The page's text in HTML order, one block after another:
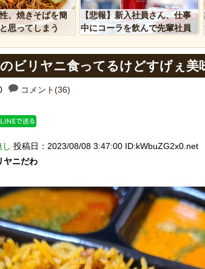
ーがアジア人にケンカを売った結果ｗｗｗ」 ほか
を愛していますか」「はい」トランプ、国防総省職
ルアクション Siege Survivors
前で好演技www当たり屋やお煽り運転など盛りだく
【幸せ】久々に七
「これはレジェン
専業主婦の妻が月3
【悲報】味噌ラー
性、焼きそばを簡
思ってしまう
【悲報】新入社員さん、仕事
中にコーラを飲んで先輩社員
ビリヤニ食ってるけどすげぇ美
コメント(36)
投稿日：2023/08/08 3:47:00 ID:kWbuZG2x0.net
ヤニだわ